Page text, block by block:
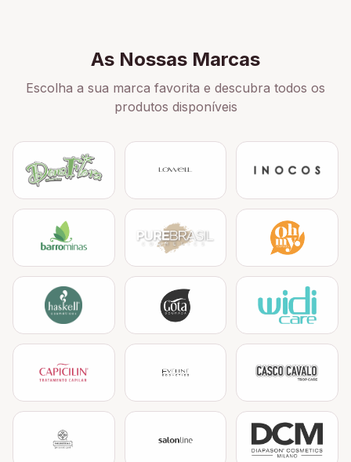
As Nossas Marcas
Escolha a sua marca favorita e descubra todos os
produtos disponíveis